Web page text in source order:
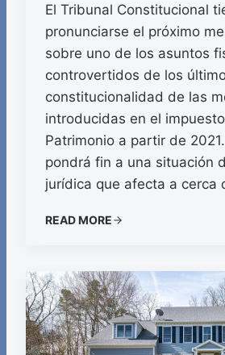
El Tribunal Constitucional
pronunciarse el próximo
sobre uno de los asuntos
controvertidos de los
constitucionalidad de las
introducidas en el
Patrimonio a partir de
pondrá fin a una situación
jurídica que afecta a
READ MORE